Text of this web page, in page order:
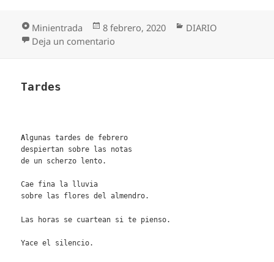
Formato
Minientrada
Publicado
el
8 febrero, 2020 Categorías
DIARIO
Deja un comentario
Tardes
Algunas tardes de febrero
despiertan sobre las notas
de un scherzo lento.
Cae fina la lluvia
sobre las flores del almendro.
Las horas se cuartean si te pienso.
Yace el silencio.